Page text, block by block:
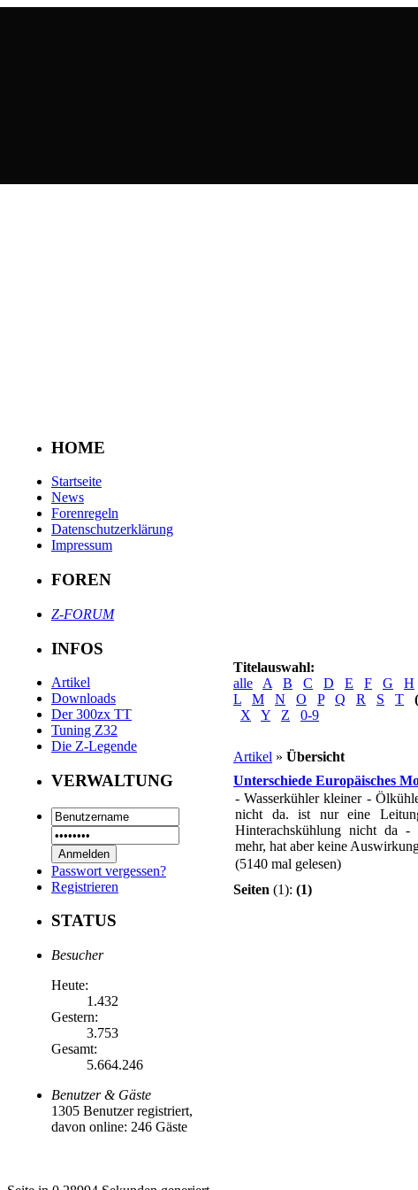
HOME
Startseite
News
Forenregeln
Datenschutzerklärung
Impressum
FOREN
Z-FORUM
INFOS
Artikel
Downloads
Der 300zx TT
Tuning Z32
Die Z-Legende
VERWALTUNG
Passwort vergessen?
Registrieren
STATUS
Besucher
Heute:
1.432
Gestern:
3.753
Gesamt:
5.664.246
Benutzer & Gäste
1305 Benutzer registriert,
davon online: 246 Gäste
Titelauswahl:
alle
A B C D E F G H
L
M N O P Q R S T (
X
Y Z 0-9
Artikel » Übersicht
Unterschiede Europäisches
- Wasserkühler kleiner -
nicht da. ist nur eine
Hinterachskühlung nicht da
mehr, hat aber keine
(5140 mal gelesen)
Seiten (1): (1)